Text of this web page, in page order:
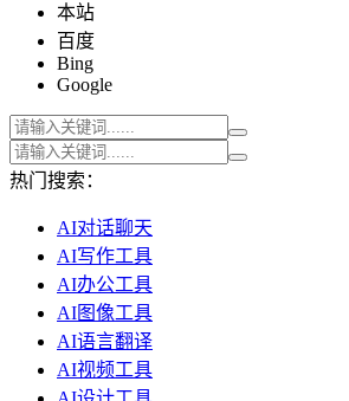
本站
百度
Bing
Google
热门搜索：
AI对话聊天
AI写作工具
AI办公工具
AI图像工具
AI语言翻译
AI视频工具